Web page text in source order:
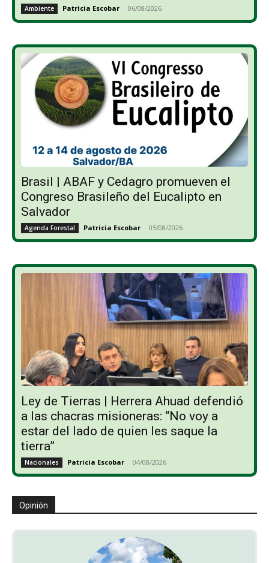
Ambiente Patricia Escobar - 06/08/2026
Brasil | ABAF y Cedagro promueven el
Congreso Brasileño del Eucalipto en
Salvador
Agenda Forestal Patricia Escobar - 05/08/2026
Ley de Tierras | Herrera Ahuad defendió
a las chacras misioneras: “No voy a
estar del lado de quien les saque la
tierra”
Nacionales Patricia Escobar - 04/08/2026
Opinión